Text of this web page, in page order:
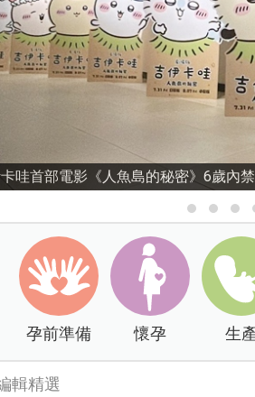
育15問！師鐸獎名師陳宥妤：資優教
孕前準備 懷孕 生
輯精選